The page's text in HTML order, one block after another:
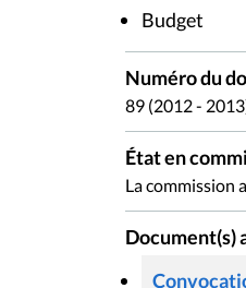
Budget
Numéro du
89 (2012 -
État en
La commission
Document(s)